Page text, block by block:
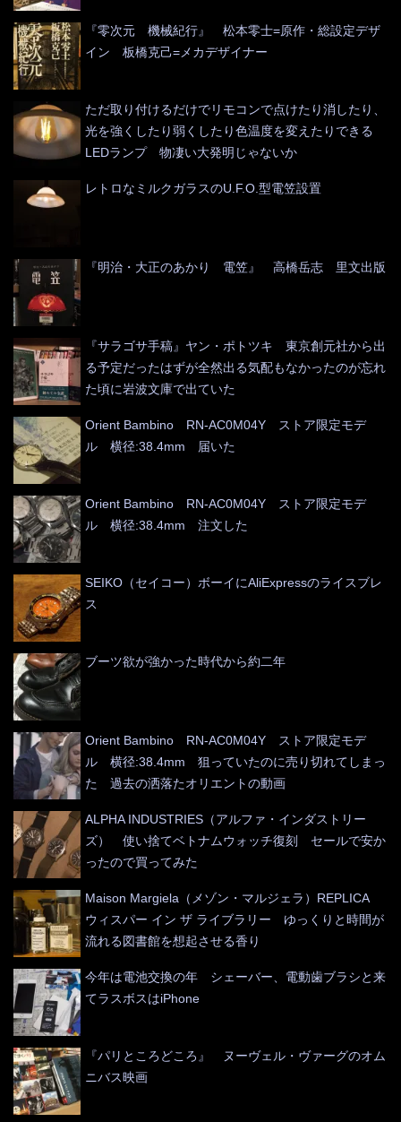
『零次元 機械紀行』 松本零士=原作・総設定デザ
イン 板橋克己=メカデザイナー
ただ取り付けるだけでリモコンで点けたり消したり、
光を強くしたり弱くしたり色温度を変えたりできる
LEDランプ 物凄い大発明じゃないか
レトロなミルクガラスのU.F.O.型電笠設置
『明治・大正のあかり 電笠』 高橋岳志 里文出版
『サラゴサ手稿』ヤン・ポトツキ 東京創元社から出
る予定だったはずが全然出る気配もなかったのが忘れ
た頃に岩波文庫で出ていた
Orient Bambino RN-AC0M04Y ストア限定モデ
ル 横径:38.4mm 届いた
Orient Bambino RN-AC0M04Y ストア限定モデ
ル 横径:38.4mm 注文した
SEIKO（セイコー）ボーイにAliExpressのライスブレ
ス
ブーツ欲が強かった時代から約二年
Orient Bambino RN-AC0M04Y ストア限定モデ
ル 横径:38.4mm 狙っていたのに売り切れてしまっ
た 過去の洒落たオリエントの動画
ALPHA INDUSTRIES（アルファ・インダストリー
ズ） 使い捨てベトナムウォッチ復刻 セールで安か
ったので買ってみた
Maison Margiela（メゾン・マルジェラ）REPLICA
ウィスパー イン ザ ライブラリー ゆっくりと時間が
流れる図書館を想起させる香り
今年は電池交換の年 シェーバー、電動歯ブラシと来
てラスボスはiPhone
『パリところどころ』 ヌーヴェル・ヴァーグのオム
ニバス映画